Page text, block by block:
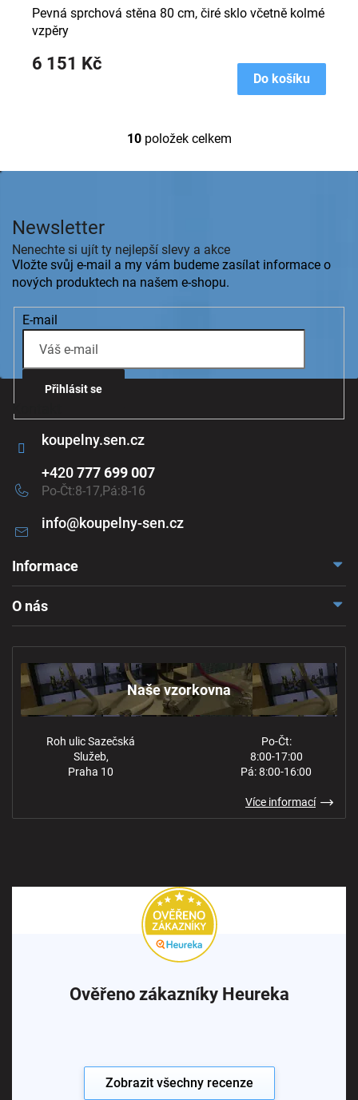
6 151 Kč
Do košíku
Pevná sprchová stěna 80 cm, čiré sklo včetně kolmé
vzpěry
O
l
í
p
r
k
y
p
u
10položek celkem
Z
Kontakt
info@koupelny-sen.cz
+420777 699 007
Po-Čt:8-17,Pá:8-16
koupelny.sen.cz
Informace
Ochrana osobních údajů
O nás
Naše vzorkovna
Roh ulic Sazečská
Služeb,
Praha 10
Po-Čt:
8:00-17:00
Pá: 8:00-16:00
Více informací
Newsletter
Nenechte si ujít ty nejlepší slevy a akce
Vložte svůj e-mail a my vám budeme zasílat informace o
nových produktech na našem e-shopu.
E-mail
Přihlásit se
Ověřeno zákazníky Heureka
Zobrazit všechny recenze